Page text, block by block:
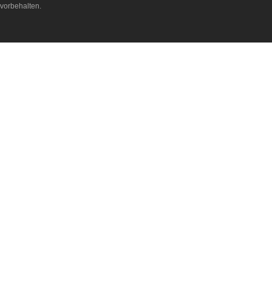
vorbehalten.